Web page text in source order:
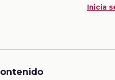
Inicia